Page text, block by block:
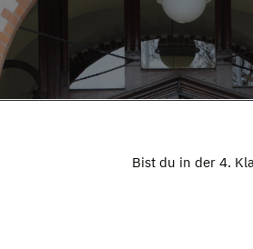
Bist du in der 4.